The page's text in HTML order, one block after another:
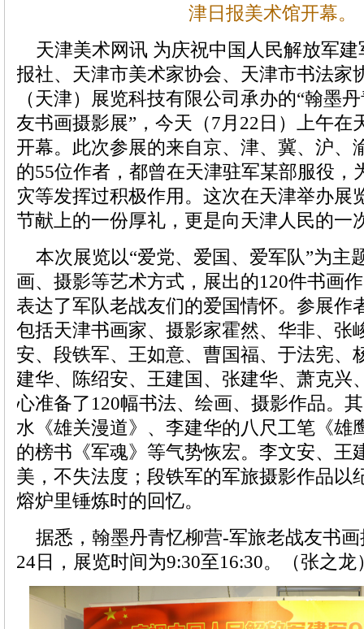
津日报美术馆开幕。
天津美术网讯 为庆祝中国人民解放军建
报社、天津市美术家协会、天津市书法家
（天津）展览科技有限公司承办的“翰墨
友书画摄影展”，今天（7月22日）上午在
开幕。此次参展的来自京、津、冀、沪、
的55位作者，都曾在天津驻军某部服役，
灾等发挥过积极作用。这次在天津举办展
节献上的一份厚礼，更是向天津人民的一
本次展览以“爱党、爱国、爱军队”为主
画、摄影等艺术方式，展出的120件书画
表达了军队老战友们的爱国情怀。参展作
包括天津书画家、摄影家霍然、华非、张
安、段铁军、王如意、曹国福、于法宪、
建华、陈绍安、王建国、张建华、萧克兴
心准备了120幅书法、绘画、摄影作品。
水《雄关漫道》、李建华的八尺工笔《雄
的榜书《军魂》等气势恢宏。李文安、王
美，不失法度；段铁军的军旅摄影作品以
熔炉里锤炼时的回忆。
据悉，翰墨丹青忆柳营-军旅老战友书画
24日，展览时间为9:30至16:30。（张之龙